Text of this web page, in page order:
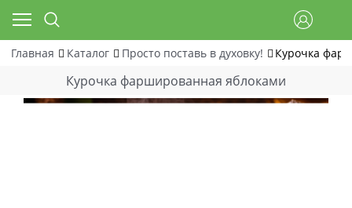
Главная Каталог Просто поставь в духовку! Курочка
Курочка фаршированная яблоками